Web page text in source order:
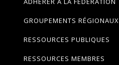
GROUPEMENTS RÉGIONAUX
RESSOURCES PUBLIQUES
RESSOURCES MEMBRES